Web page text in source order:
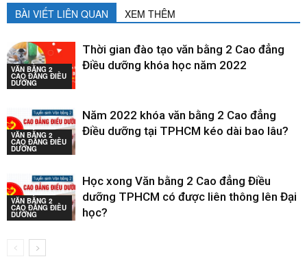
BÀI VIẾT LIÊN QUAN XEM THÊM
VĂN BẰNG 2
CAO ĐẲNG ĐIỀU
DƯỠNG
Thời gian đào tạo văn bằng 2 Cao đẳng
Điều dưỡng khóa học năm 2022
VĂN BẰNG 2
CAO ĐẲNG ĐIỀU
DƯỠNG
Năm 2022 khóa văn bằng 2 Cao đẳng
Điều dưỡng tại TPHCM kéo dài bao lâu?
VĂN BẰNG 2
CAO ĐẲNG ĐIỀU
DƯỠNG
Học xong Văn bằng 2 Cao đẳng Điều
dưỡng TPHCM có được liên thông lên Đại
học?